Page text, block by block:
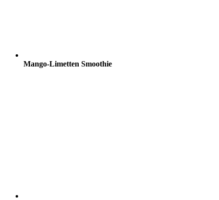
Mango-Limetten Smoothie